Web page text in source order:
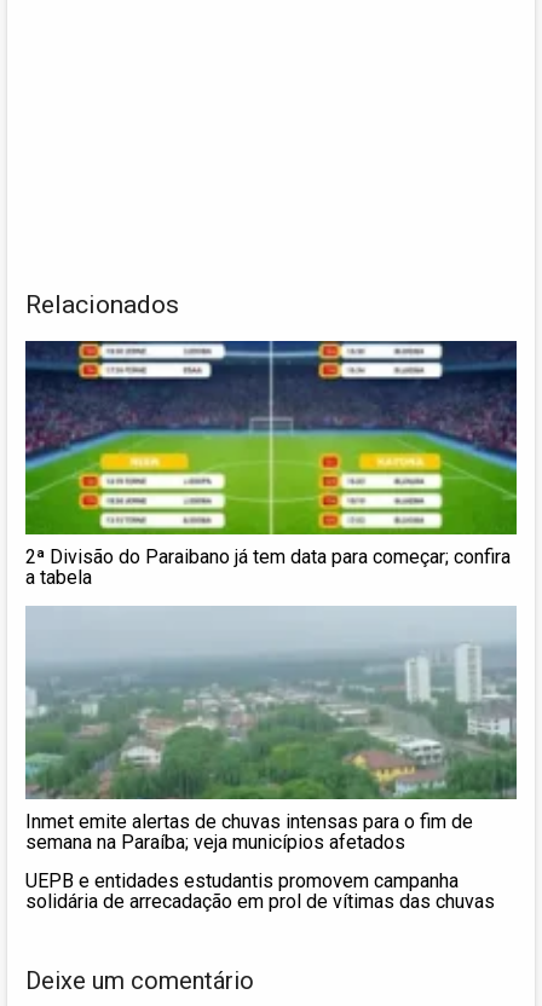
Relacionados
2ª Divisão do Paraibano já tem data para começar; confira
a tabela
Inmet emite alertas de chuvas intensas para o fim de
semana na Paraíba; veja municípios afetados
UEPB e entidades estudantis promovem campanha
solidária de arrecadação em prol de vítimas das chuvas
Deixe um comentário